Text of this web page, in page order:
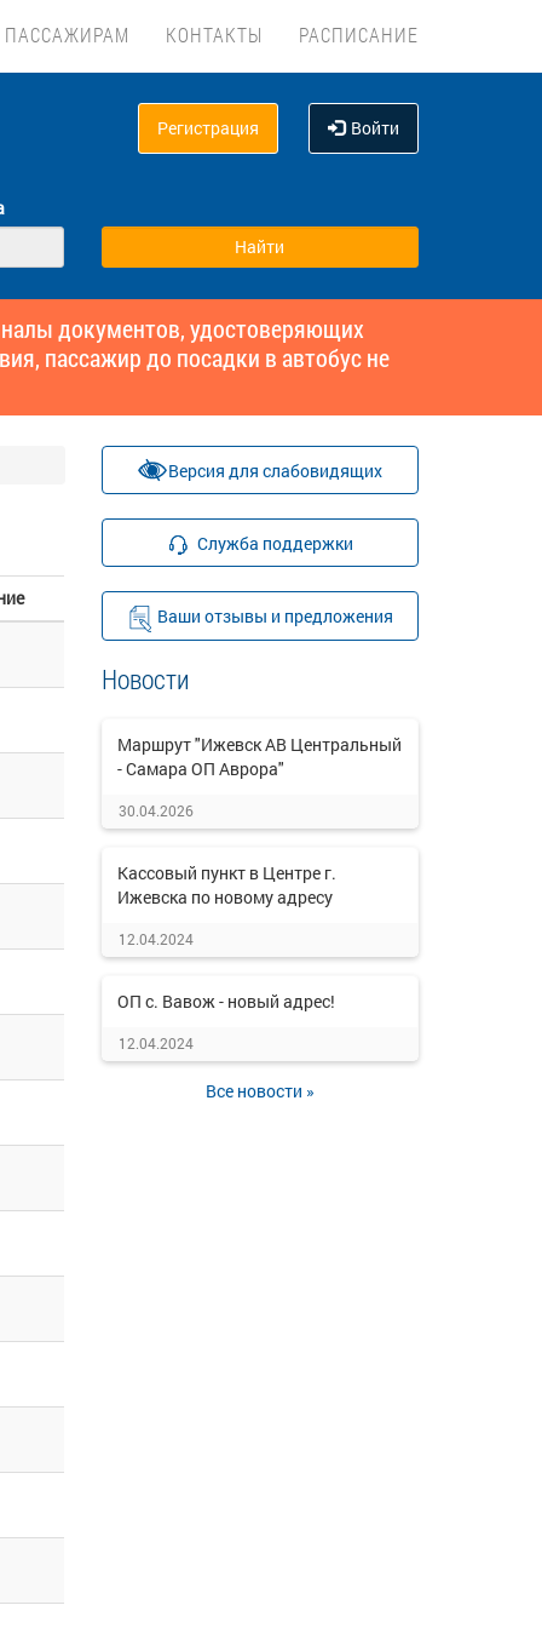
ПАССАЖИРАМ КОНТАКТЫ РАСПИСАНИЕ
Регистрация Войти
документов, удостоверяющих
пассажир до посадки в автобус не
Версия для слабовидящих
Служба поддержки
Ваши отзывы и предложения
Новости
Маршрут "Ижевск АВ Центральный
- Самара ОП Аврора"
30.04.2026
Кассовый пункт в Центре г.
Ижевска по новому адресу
12.04.2024
ОП с. Вавож - новый адрес!
12.04.2024
Все новости »